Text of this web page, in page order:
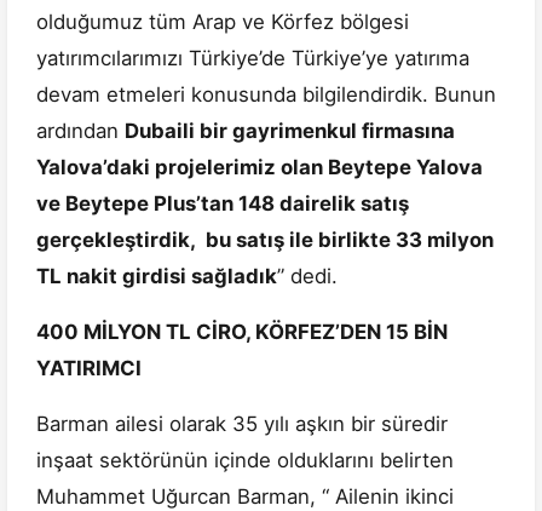
olduğumuz tüm Arap ve Körfez bölgesi
yatırımcılarımızı Türkiye’de Türkiye’ye yatırıma
devam etmeleri konusunda bilgilendirdik. Bunun
ardından Dubaili bir gayrimenkul firmasına
Yalova’daki projelerimiz olan Beytepe Yalova
ve Beytepe Plus’tan 148 dairelik satış
gerçekleştirdik, bu satış ile birlikte 33 milyon
TL nakit girdisi sağladık” dedi.
400 MİLYON TL CİRO, KÖRFEZ’DEN 15 BİN
YATIRIMCI
Barman ailesi olarak 35 yılı aşkın bir süredir
inşaat sektörünün içinde olduklarını belirten
Muhammet Uğurcan Barman, “ Ailenin ikinci